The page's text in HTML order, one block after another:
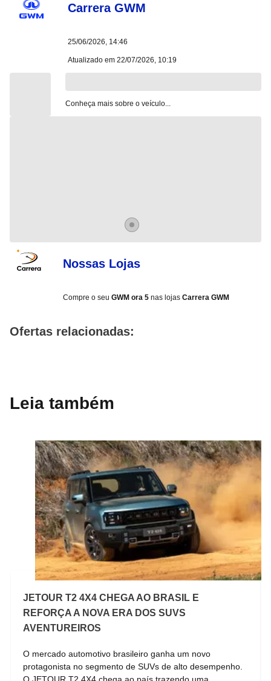
Carrera GWM
25/06/2026, 14:46
Atualizado em 22/07/2026, 10:19
Conheça mais sobre o veículo...
Nossas Lojas
Compre o seu GWM ora 5 nas lojas Carrera GWM
Ofertas relacionadas:
Leia também
JETOUR T2 4X4 CHEGA AO BRASIL E
REFORÇA A NOVA ERA DOS SUVS
AVENTUREIROS
O mercado automotivo brasileiro ganha um novo
protagonista no segmento de SUVs de alto desempenho.